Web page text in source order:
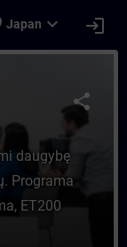
Japan expand_more login
2 -
share
daugybę
Programa
ET200